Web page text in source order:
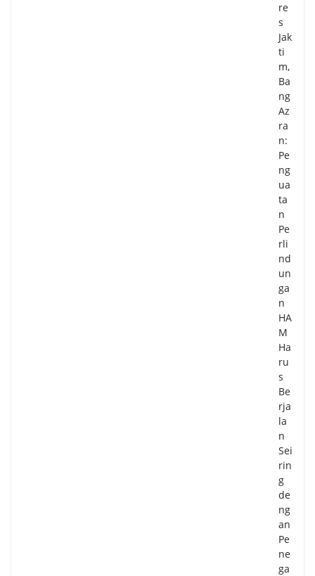
re
s
Jak
ti
m,
Ba
ng
Az
ra
n:
Pe
ng
ua
ta
n
Pe
rli
nd
un
ga
n
HA
M
Ha
ru
s
Be
rja
la
n
Sei
rin
g
de
ng
an
Pe
ne
ga